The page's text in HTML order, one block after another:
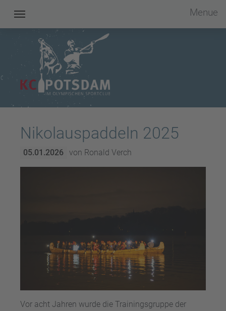
Kanu Club Potsdam im OSC e.V. Menue
Nikolauspaddeln 2025
05.01.2026 von Ronald Verch
Vor acht Jahren wurde die Trainingsgruppe der